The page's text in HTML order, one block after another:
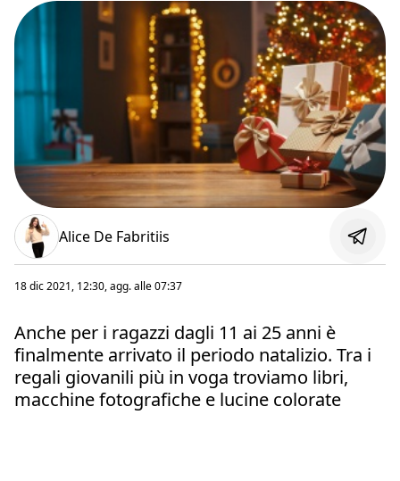
Alice De Fabritiis
18 dic 2021, 12:30, agg. alle07:37
Anche per i ragazzi dagli 11 ai 25 anni è
finalmente arrivato il periodo natalizio. Tra i
regali giovanili più in voga troviamo libri,
macchine fotografiche e lucine colorate